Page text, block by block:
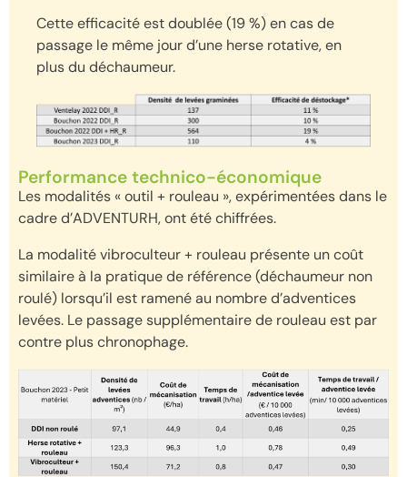
Cette efficacité est doublée (19 %) en cas de
passage le même jour d’une herse rotative, en
plus du déchaumeur.
Performance technico-économique
Les modalités « outil + rouleau », expérimentées dans le
cadre d’ADVENTURH, ont été chiffrées.
La modalité vibroculteur + rouleau présente un coût
similaire à la pratique de référence (déchaumeur non
roulé) lorsqu’il est ramené au nombre d’adventices
levées. Le passage supplémentaire de rouleau est par
contre plus chronophage.